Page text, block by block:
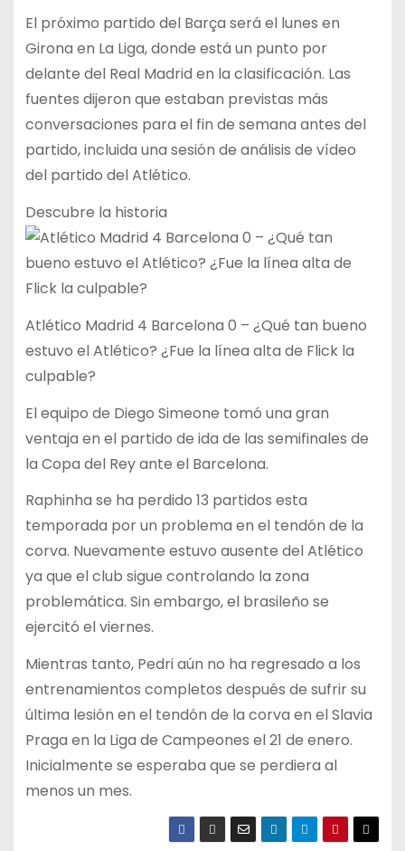
El próximo partido del Barça será el lunes en
Girona en La Liga, donde está un punto por
delante del Real Madrid en la clasificación. Las
fuentes dijeron que estaban previstas más
conversaciones para el fin de semana antes del
partido, incluida una sesión de análisis de vídeo
del partido del Atlético.
Descubre la historia
Atlético Madrid 4 Barcelona 0 – ¿Qué tan bueno
estuvo el Atlético? ¿Fue la línea alta de Flick la
culpable?
El equipo de Diego Simeone tomó una gran
ventaja en el partido de ida de las semifinales de
la Copa del Rey ante el Barcelona.
Raphinha se ha perdido 13 partidos esta
temporada por un problema en el tendón de la
corva. Nuevamente estuvo ausente del Atlético
ya que el club sigue controlando la zona
problemática. Sin embargo, el brasileño se
ejercitó el viernes.
Mientras tanto, Pedri aún no ha regresado a los
entrenamientos completos después de sufrir su
última lesión en el tendón de la corva en el Slavia
Praga en la Liga de Campeones el 21 de enero.
Inicialmente se esperaba que se perdiera al
menos un mes.